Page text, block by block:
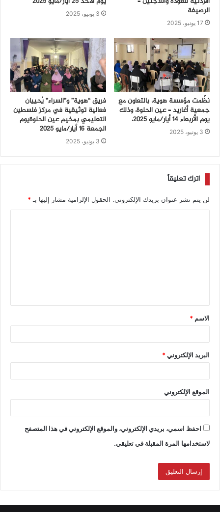
الرصيفة
17 يونيو، 2025
3 يونيو، 2025
نظّمت مؤسسة هوية، بالتعاون مع
جمعية أغاريد – عين الحلوة، وذلك
يوم الأربعاء 14 أيار/مايو 2025،
3 يونيو، 2025
فريق “هوية” و”السراء” يُحييان
فعالية توثيقية في مركز فلسطين
التعليمي بمخيم عين الحلوةيوم
الجمعة 16 أيار/مايو 2025
3 يونيو، 2025
اترك تعليقاً
لن يتم نشر عنوان بريدك الإلكتروني. الحقول الإلزامية مشار إليها بـ *
الاسم *
البريد الإلكتروني*
الموقع الإلكتروني
احفظ اسمي، بريدي الإلكتروني، والموقع الإلكتروني في هذا المتصفح
لاستخدامها المرة المقبلة في تعليقي.